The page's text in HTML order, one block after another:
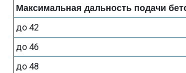
Максимальная дальность подачи
до 42
до 46
до 48